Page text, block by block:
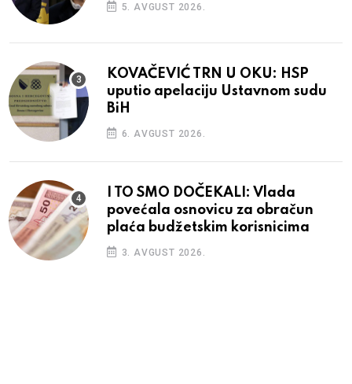
5. AVGUST 2026.
KOVAČEVIĆ TRN U OKU: HSP
uputio apelaciju Ustavnom sudu
BiH
6. AVGUST 2026.
I TO SMO DOČEKALI: Vlada
povećala osnovicu za obračun
plaća budžetskim korisnicima
3. AVGUST 2026.